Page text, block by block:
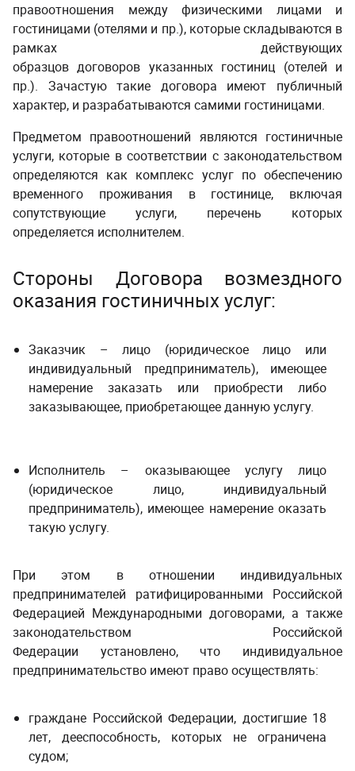
правоотношения между физическими лицами и
гостиницами (отелями и пр.), которые складываются в
рамках действующих
образцов договоров указанных гостиниц (отелей и
пр.). Зачастую такие договора имеют публичный
характер, и разрабатываются самими гостиницами.
Предметом правоотношений являются гостиничные
услуги, которые в соответствии с законодательством
определяются как комплекс услуг по обеспечению
временного проживания в гостинице, включая
сопутствующие услуги, перечень которых
определяется исполнителем.
Стороны Договора возмездного
оказания гостиничных услуг:
Заказчик – лицо (юридическое лицо или
индивидуальный предприниматель), имеющее
намерение заказать или приобрести либо
заказывающее, приобретающее данную услугу.
Исполнитель – оказывающее услугу лицо
(юридическое лицо, индивидуальный
предприниматель), имеющее намерение оказать
такую услугу.
При этом в отношении индивидуальных
предпринимателей ратифицированными Российской
Федерацией Международными договорами, а также
законодательством Российской
Федерации установлено, что индивидуальное
предпринимательство имеют право осуществлять:​​​​​​​
граждане Российской Федерации, достигшие 18
лет, дееспособность, которых не ограничена
судом;